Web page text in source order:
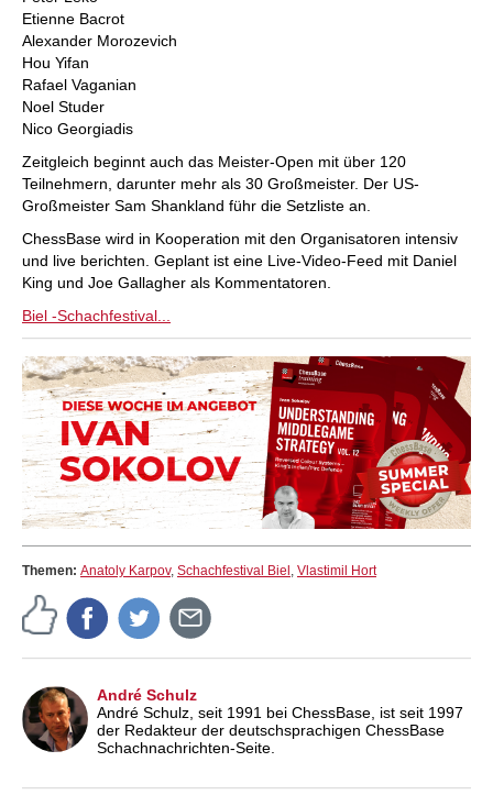
Etienne Bacrot
Alexander Morozevich
Hou Yifan
Rafael Vaganian
Noel Studer
Nico Georgiadis
Zeitgleich beginnt auch das Meister-Open mit über 120
Teilnehmern, darunter mehr als 30 Großmeister. Der US-
Großmeister Sam Shankland führ die Setzliste an.
ChessBase wird in Kooperation mit den Organisatoren intensiv
und live berichten. Geplant ist eine Live-Video-Feed mit Daniel
King und Joe Gallagher als Kommentatoren.
Biel -Schachfestival...
Themen: Anatoly Karpov, Schachfestival Biel , Vlastimil Hort
André Schulz
André Schulz, seit 1991 bei ChessBase, ist seit 1997
der Redakteur der deutschsprachigen ChessBase
Schachnachrichten-Seite.